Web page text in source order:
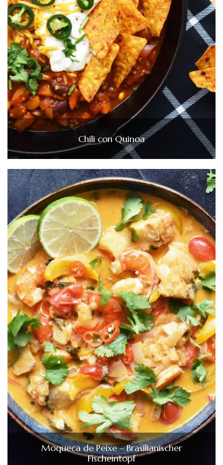
Chili con Quinoa
Moqueca de Peixe – Brasilianischer
Fischeintopf